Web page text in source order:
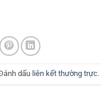
dấu liên kết thường trực.